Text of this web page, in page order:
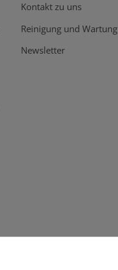
Kontakt zu uns
Reinigung und Wartung
Newsletter